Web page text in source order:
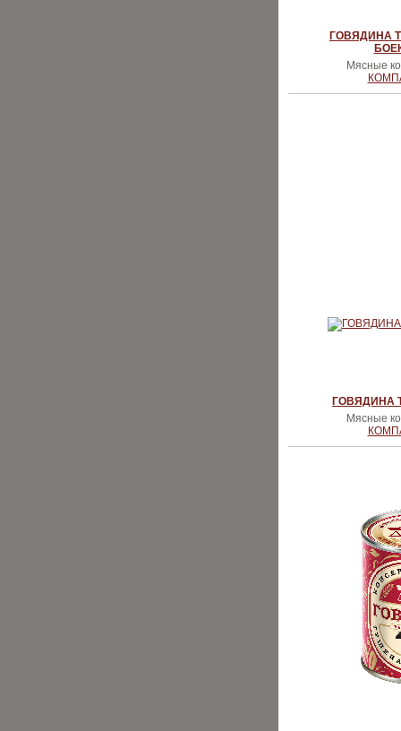
ГОВЯДИНА
Мясные
ГОВЯДИНА
Мясные